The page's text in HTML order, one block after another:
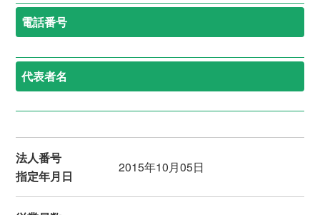
電話番号
代表者名
法人番号
指定年月日
2015年10月05日